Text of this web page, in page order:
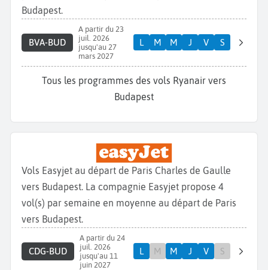
Budapest.
BVA-BUD
A partir du 23
juil. 2026
jusqu'au 27
mars 2027
L M M J V S
Tous les programmes des vols Ryanair vers
Budapest
Vols Easyjet au départ de Paris Charles de Gaulle
vers Budapest. La compagnie Easyjet propose 4
vol(s) par semaine en moyenne au départ de Paris
vers Budapest.
CDG-BUD
A partir du 24
juil. 2026
jusqu'au 11
juin 2027
L M M J V S